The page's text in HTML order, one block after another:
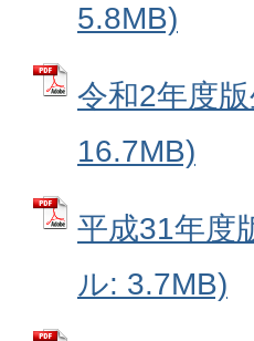
5.8MB)
令和2年度
16.7MB)
平成31年度
ル: 3.7MB)